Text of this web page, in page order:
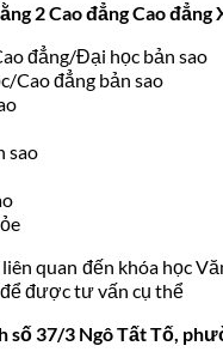
2 Cao đẳngCao đẳng
đẳng/Đại học bản sao
Cao đẳng bản sao
sao
quan đến khóa học
được tư vấn cụ thể
số 37/3 Ngô Tất Tố,